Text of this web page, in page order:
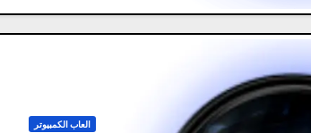
العاب الكمبيوتر